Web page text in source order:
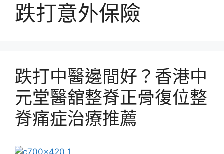
跌打意外保險
跌打中醫邊間好？香港中
元堂醫舘整脊正骨復位整
脊痛症治療推薦